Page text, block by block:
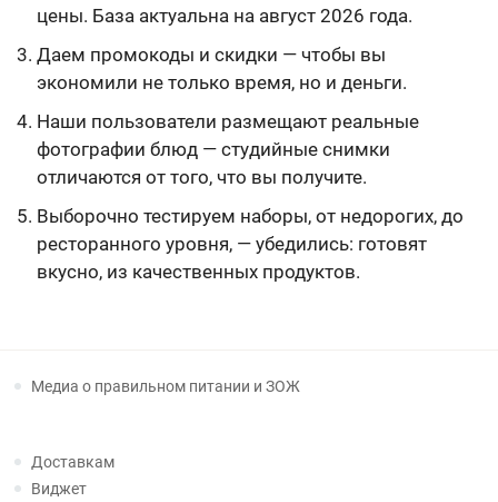
цены. База актуальна на август 2026 года.
Даем промокоды и скидки — чтобы вы
экономили не только время, но и деньги.
Наши пользователи размещают реальные
фотографии блюд — студийные снимки
отличаются от того, что вы получите.
Выборочно тестируем наборы, от недорогих, до
ресторанного уровня, — убедились: готовят
вкусно, из качественных продуктов.
Медиа о правильном питании и ЗОЖ
Доставкам
Виджет